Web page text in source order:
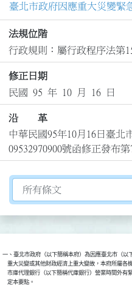
臺北市政府因應重大災變緊
法規位階
行政規則：屬行政程序法第
修正日期
民國 95 年 10 月 16 日
沿 革
中華民國95年10月16日臺北
09532970900號函修正發布
切換選擇法規資訊內容
一、臺北市政府（以下簡稱本府）為因應臺北市（以
重大災變或其他財政經濟上重大變故，本府所屬
市庫代理銀行（以下簡稱代庫銀行）營業時間外
    定本要點。